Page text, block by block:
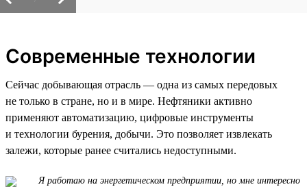
Современные технологии
Сейчас добывающая отрасль — одна из самых передовых
не только в стране, но и в мире. Нефтяники активно
применяют автоматизацию, цифровые инструменты
и технологии бурения, добычи. Это позволяет извлекать
залежи, которые ранее считались недоступными.
Я работаю на энергетическом предприятии, но мне интересно